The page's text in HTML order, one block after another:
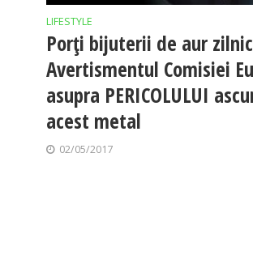
LIFESTYLE
Porți bijuterii de aur
Avertismentul Comisiei
asupra PERICOLULUI
acest metal
02/05/2017